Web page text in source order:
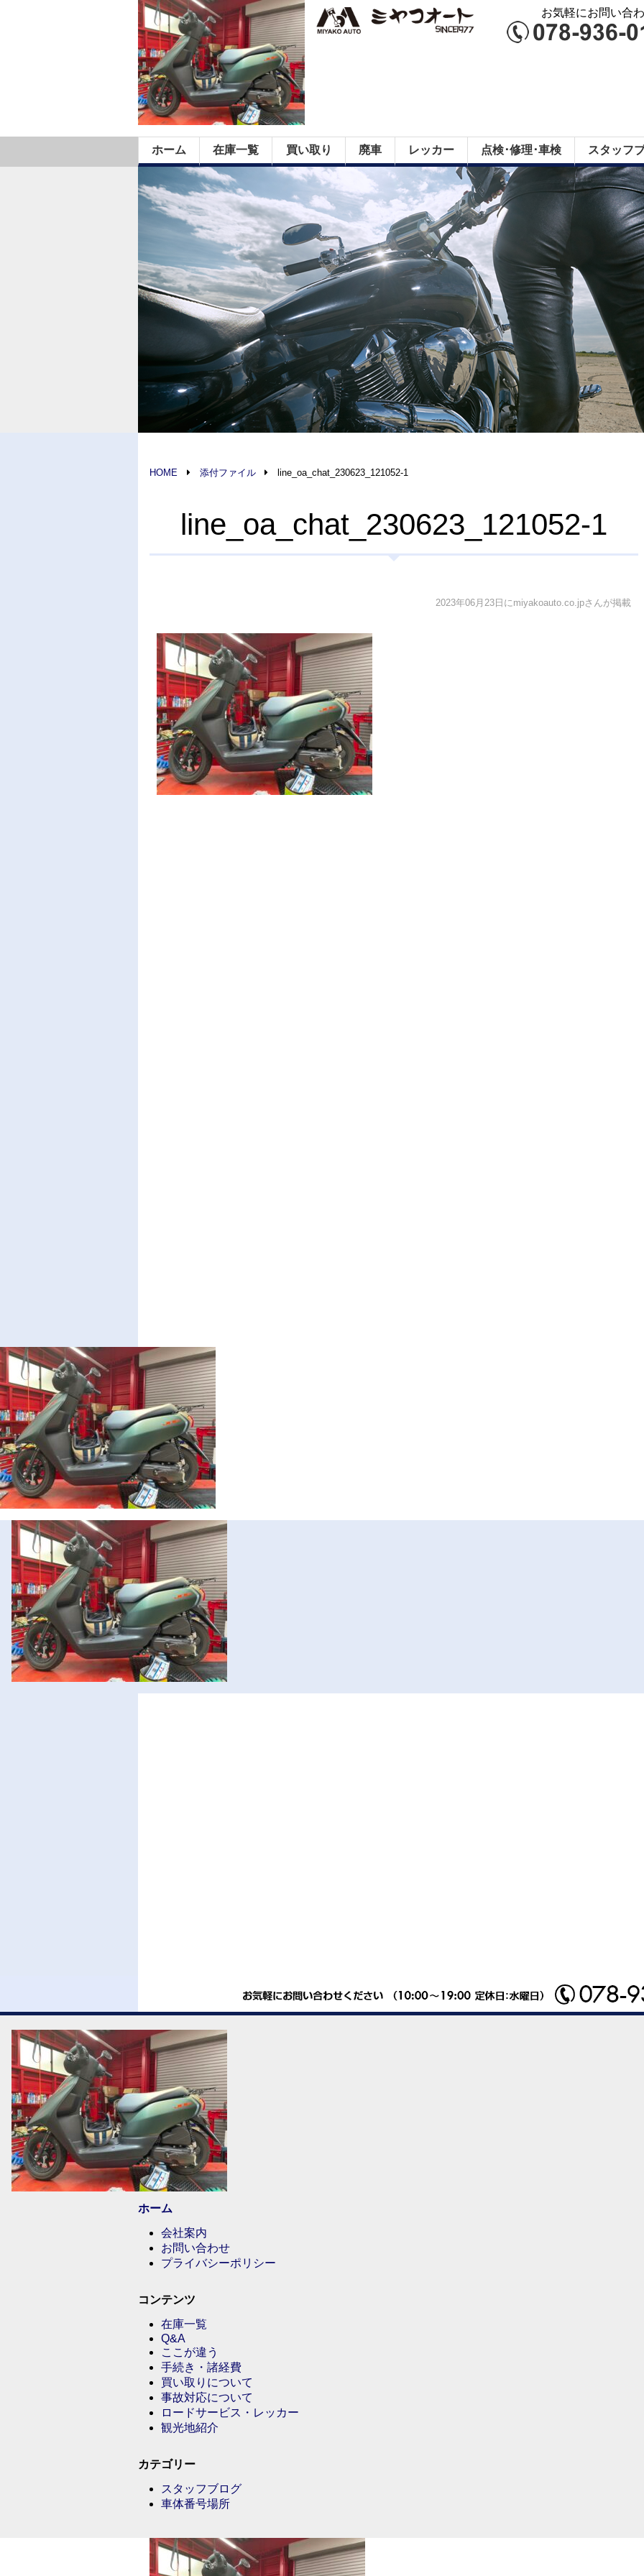
お気軽にお問い合
ホーム 在庫一覧 買い取り 廃車 レッカー 点検･修理･車検 スタッフ
HOME 添付ファイル line_oa_chat_230623_121052-1
line_oa_chat_230623_121052-1
2023年06月23日にmiyakoauto.co.jpさんが掲載
ホーム
会社案内
お問い合わせ
プライバシーポリシー
コンテンツ
在庫一覧
Q&A
ここが違う
手続き・諸経費
買い取りについて
事故対応について
ロードサービス・レッカー
観光地紹介
カテゴリー
スタッフブログ
車体番号場所